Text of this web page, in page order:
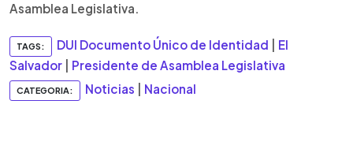
Asamblea Legislativa.
TAGS: DUI Documento Único de Identidad
El
Salvador
Presidente de Asamblea Legislativa
CATEGORIA: Noticias Nacional